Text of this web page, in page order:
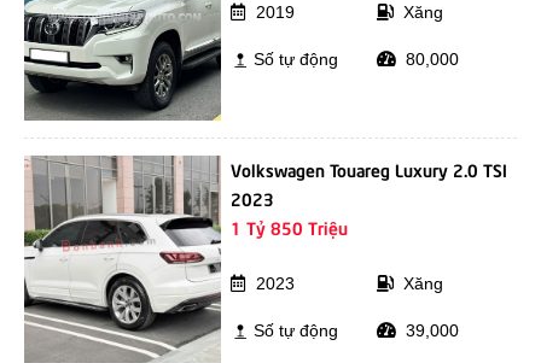
2019 Xăng
Số tự động 80,000
Volkswagen Touareg Luxury 2.0 TSI
2023
1 Tỷ 850 Triệu
2023 Xăng
Số tự động 39,000